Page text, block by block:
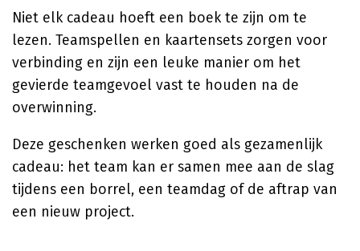
Niet elk cadeau hoeft een boek te zijn om te
lezen. Teamspellen en kaartensets zorgen voor
verbinding en zijn een leuke manier om het
gevierde teamgevoel vast te houden na de
overwinning.
Deze geschenken werken goed als gezamenlijk
cadeau: het team kan er samen mee aan de slag
tijdens een borrel, een teamdag of de aftrap van
een nieuw project.